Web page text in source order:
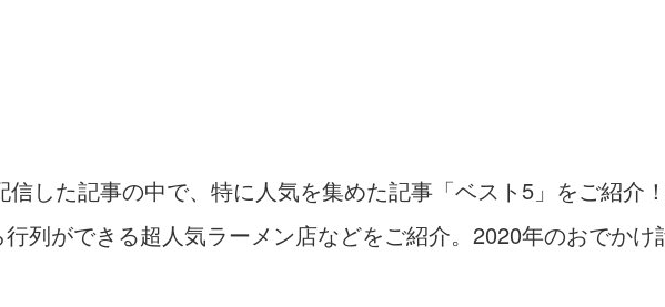
した記事の中で、特に人気を集めた記事「ベスト5」をご紹介
列ができる超人気ラーメン店などをご紹介。2020年のおでかけ